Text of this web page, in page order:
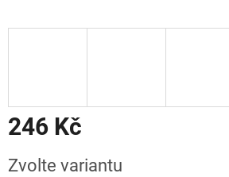
246 Kč
cena:
Zvolte variantu